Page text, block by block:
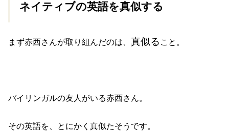
ネイティブの英語を真似する
まず赤西さんが取り組んだのは、真似る こと。
バイリンガルの友人がいる赤西さん。
その英語を、とにかく真似たそうです。